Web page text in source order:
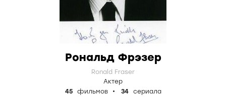
Рональд Фрэзер
Ronald Fraser
Актер
45
фильмов 34 сериала